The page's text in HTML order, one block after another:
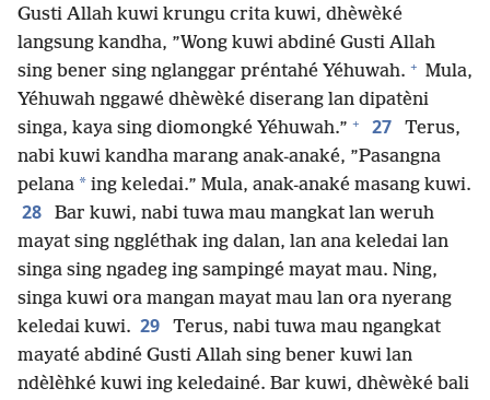
Gusti Allah kuwi krungu crita kuwi, dhèwèké
langsung kandha, ”Wong kuwi abdiné Gusti Allah
sing bener sing nglanggar préntahé Yéhuwah. + Mula,
Yéhuwah nggawé dhèwèké diserang lan dipatèni
singa, kaya sing diomongké Yéhuwah.” + 27
Terus,
nabi kuwi kandha marang anak-anaké, ”Pasangna
pelana * ing keledai.” Mula, anak-anaké masang kuwi.
28
Bar kuwi, nabi tuwa mau mangkat lan weruh
mayat sing nggléthak ing dalan, lan ana keledai lan
singa sing ngadeg ing sampingé mayat mau. Ning,
singa kuwi ora mangan mayat mau lan ora nyerang
keledai kuwi. 29
Terus, nabi tuwa mau ngangkat
mayaté abdiné Gusti Allah sing bener kuwi lan
ndèlèhké kuwi ing keledainé. Bar kuwi, dhèwèké bali